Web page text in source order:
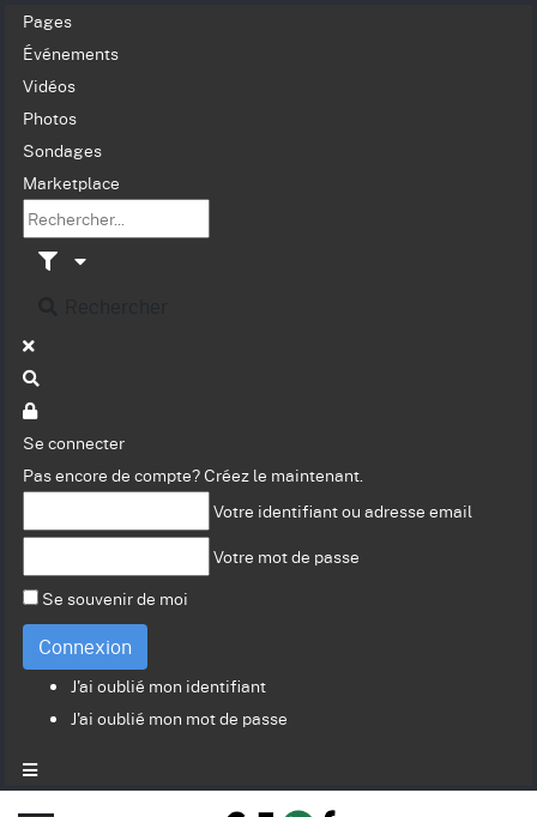
Pages
Événements
Vidéos
Photos
Sondages
Marketplace
Se connecter
Pas encore de compte? Créez le maintenant.
Votre identifiant ou adresse email
Votre mot de passe
Se souvenir de moi
Connexion
J'ai oublié mon identifiant
J'ai oublié mon mot de passe